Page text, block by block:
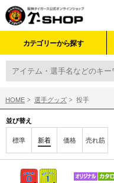
カテゴリーから探す
HOME 選手グッズ 投手
並び替え
標準 新着 価格 売れ筋